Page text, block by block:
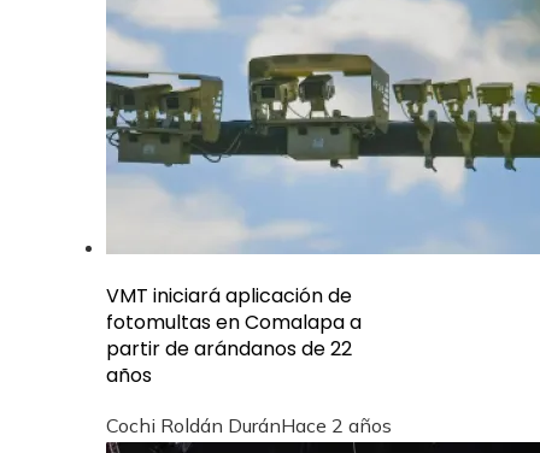
VMT iniciará aplicación de
fotomultas en Comalapa a
partir de arándanos de 22
años
Cochi Roldán DuránHace 2 años